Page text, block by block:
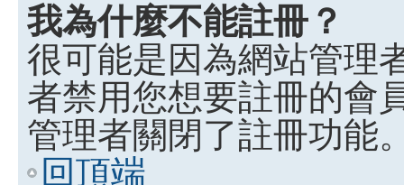
我為什麼不能註冊？
很可能是因為網站管理
者禁用您想要註冊的會
管理者關閉了註冊功能
回頂端